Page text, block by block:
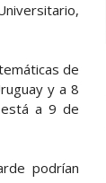
de
y a 8
a 9 de
podrían